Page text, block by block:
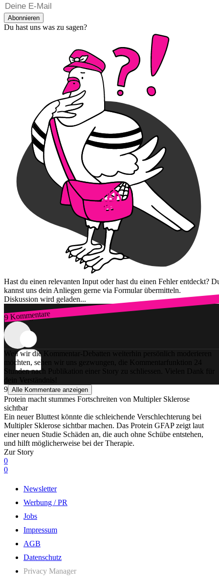
Abonnieren
Du hast uns was zu sagen?
Hast du einen relevanten Input oder hast du einen Fehler entdeckt?
kannst uns dein Anliegen gerne via Formular übermitteln.
Diskussion wird geladen...
9 Kommentare
Zum Login
Weil wir die Kommentar-Debatten weiterhin persönlich moderieren
möchten, sehen wir uns gezwungen, die Kommentarfunktion 24
Stunden nach Publikation einer Story zu schliessen. Vielen Dank für
dein Verständnis!
9 Alle Kommentare anzeigen
Protein macht stummes Fortschreiten von Multipler Sklerose
sichtbar
Ein neuer Bluttest könnte die schleichende Verschlechterung bei
Multipler Sklerose sichtbar machen. Das Protein GFAP zeigt laut
einer neuen Studie Schäden an, die auch ohne Schübe entstehen,
und hilft möglicherweise bei der Therapie.
Zur Story
0
0
Newsletter
Werbung / PR
Jobs
Impressum
AGB
Datenschutz
Privacy Manager